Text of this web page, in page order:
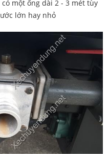
một ống dài 2 - 3 mét tùy
lớn hay nhỏ